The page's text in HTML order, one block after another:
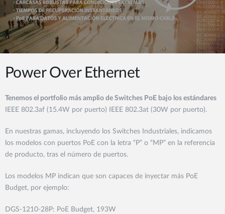
Power Over Ethernet
Tenemos el portfolio más amplio de Switches PoE bajo los estándares
IEEE 802.3af (15.4W por puerto) IEEE 802.3at (30W por puerto).
En nuestras gamas, incluyendo los Switches Industriales, indicamos
los modelos con puertos PoE con la letra “P” o “MP” en la referencia
de producto, tras el número de puertos.
Los modelos MP indican que son capaces de inyectar más PoE
Budget, por ejemplo:
DGS-1210-28P: PoE Budget, 193W